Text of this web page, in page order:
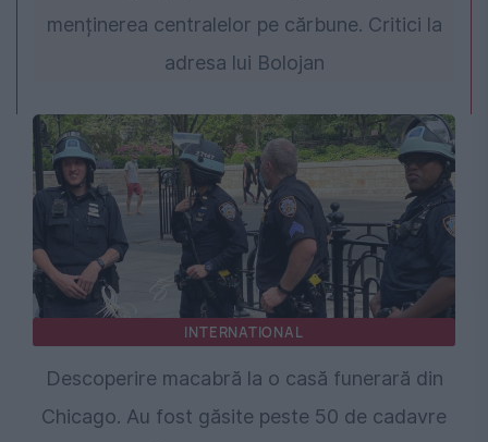
menținerea centralelor pe cărbune. Critici la
adresa lui Bolojan
INTERNATIONAL
Descoperire macabră la o casă funerară din
Chicago. Au fost găsite peste 50 de cadavre